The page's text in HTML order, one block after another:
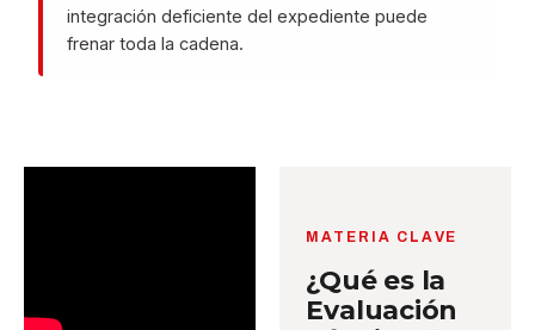
integración deficiente del expediente puede
frenar toda la cadena.
MATERIA CLAVE
¿Qué es la
Evaluación